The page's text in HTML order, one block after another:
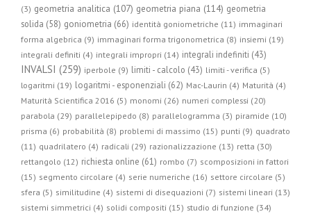
(3) geometria analitica (107) geometria piana (114) geometria
solida (58) goniometria (66) identità goniometriche (11) immaginari
forma algebrica (9) immaginari forma trigonometrica (8) insiemi (19)
integrali definiti (4) integrali impropri (14) integrali indefiniti (43)
INVALSI (259) iperbole (9) limiti - calcolo (43) limiti - verifica (5)
logaritmi (19) logaritmi - esponenziali (62) Mac-Laurin (4) Maturità (4)
Maturità Scientifica 2016 (5) monomi (26) numeri complessi (20)
parabola (29) parallelepipedo (8) parallelogramma (3) piramide (10)
prisma (6) probabilità (8) problemi di massimo (15) punti (9) quadrato
(11) quadrilatero (4) radicali (29) razionalizzazione (13) retta (30)
rettangolo (12) richiesta online (61) rombo (7) scomposizioni in fattori
(15) segmento circolare (4) serie numeriche (16) settore circolare (5)
sfera (5) similitudine (4) sistemi di disequazioni (7) sistemi lineari (13)
sistemi simmetrici (4) solidi compositi (15) studio di funzione (34)